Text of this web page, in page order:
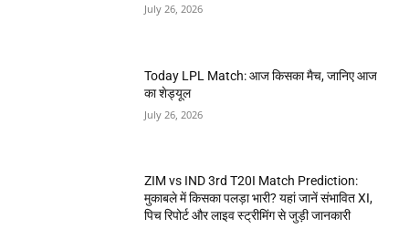
July 26, 2026
Today LPL Match: आज किसका मैच, जानिए आज
का शेड्यूल
July 26, 2026
ZIM vs IND 3rd T20I Match Prediction:
मुकाबले में किसका पलड़ा भारी? यहां जानें संभावित XI,
पिच रिपोर्ट और लाइव स्ट्रीमिंग से जुड़ी जानकारी